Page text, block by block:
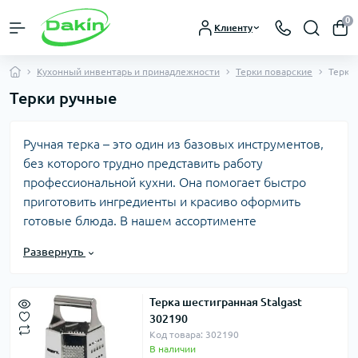
Клиенту
0
Кухонный инвентарь и принадлежности Терки поварские Терки
Терки ручные
Ручная терка – это один из базовых инструментов,
без которого трудно представить работу
профессиональной кухни. Она помогает быстро
приготовить ингредиенты и красиво оформить
готовые блюда. В нашем ассортименте
ежедневного использования с овощами, творогом,
Для сыров, таких как пармезан или чеддер,
Развернуть
Терка шестигранная Stalgast
302190
Код товара: 302190
В наличии